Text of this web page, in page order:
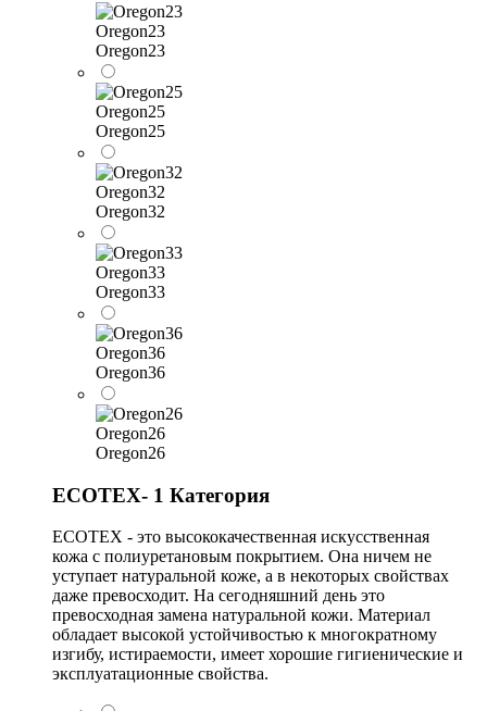
Oregon23
Oregon23
Oregon25
Oregon25
Oregon32
Oregon32
Oregon33
Oregon33
Oregon36
Oregon36
Oregon26
Oregon26
ECOTEX- 1 Категория
ECOTEX - это высококачественная искусственная
кожа с полиуретановым покрытием. Она ничем не
уступает натуральной коже, а в некоторых свойствах
даже превосходит. На сегодняшний день это
превосходная замена натуральной кожи. Материал
обладает высокой устойчивостью к многократному
изгибу, истираемости, имеет хорошие гигиенические и
эксплуатационные свойства.